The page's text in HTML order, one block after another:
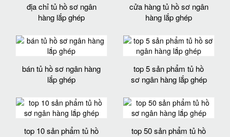
địa chỉ tủ hồ sơ ngân
hàng lắp ghép
cửa hàng tủ hồ sơ ngân
hàng lắp ghép
bán tủ hồ sơ ngân hàng
lắp ghép
top 5 sản phẩm tủ hồ
sơ ngân hàng lắp ghép
top 10 sản phẩm tủ hồ
top 50 sản phẩm tủ hồ